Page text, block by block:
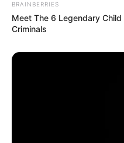
BRAINBERRIES
Meet The 6 Legendary
Criminals